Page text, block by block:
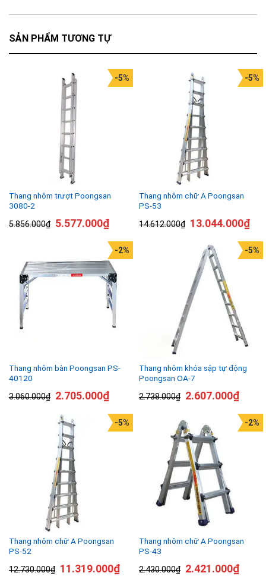
SẢN PHẨM TƯƠNG TỰ
Thang nhôm trượt Poongsan
3080-2
5.856.000₫
-5%
5.577.000₫
Thang nhôm chữ A Poongsan
PS-53
14.612.000₫
-5%
13.044.000₫
Thang nhôm bàn Poongsan PS-
40120
3.060.000₫
-2%
2.705.000₫
Thang nhôm khóa sập tự động
Poongsan OA-7
2.738.000₫
-5%
2.607.000₫
Thang nhôm chữ A Poongsan
PS-52
12.730.000₫
-5%
11.319.000₫
Thang nhôm chữ A Poongsan
PS-43
2.430.000₫
-2%
2.421.000₫